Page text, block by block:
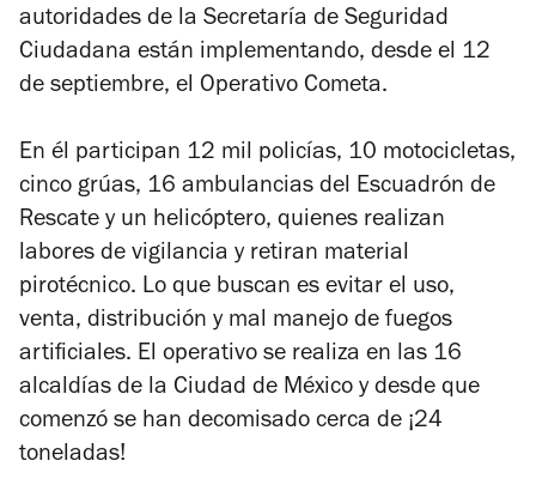
autoridades de la Secretaría de Seguridad
Ciudadana están implementando, desde el 12
de septiembre, el Operativo Cometa.
En él participan 12 mil policías, 10 motocicletas,
cinco grúas, 16 ambulancias del Escuadrón de
Rescate y un helicóptero, quienes realizan
labores de vigilancia y retiran material
pirotécnico. Lo que buscan es evitar el uso,
venta, distribución y mal manejo de fuegos
artificiales. El operativo se realiza en las 16
alcaldías de la Ciudad de México y desde que
comenzó se han decomisado cerca de ¡24
toneladas!